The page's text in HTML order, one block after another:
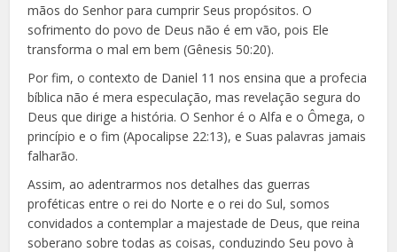
mãos do Senhor para cumprir Seus propósitos. O
sofrimento do povo de Deus não é em vão, pois Ele
transforma o mal em bem (Gênesis 50:20).
Por fim, o contexto de Daniel 11 nos ensina que a profecia
bíblica não é mera especulação, mas revelação segura do
Deus que dirige a história. O Senhor é o Alfa e o Ômega, o
princípio e o fim (Apocalipse 22:13), e Suas palavras jamais
falharão.
Assim, ao adentrarmos nos detalhes das guerras
proféticas entre o rei do Norte e o rei do Sul, somos
convidados a contemplar a majestade de Deus, que reina
soberano sobre todas as coisas, conduzindo Seu povo à